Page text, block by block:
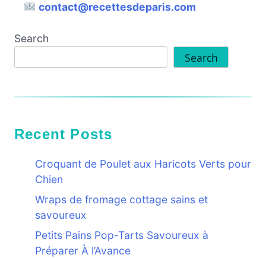
contact@recettesdeparis.com
Search
Search
Recent Posts
Croquant de Poulet aux Haricots Verts pour
Chien
Wraps de fromage cottage sains et
savoureux
Petits Pains Pop-Tarts Savoureux à
Préparer À l’Avance